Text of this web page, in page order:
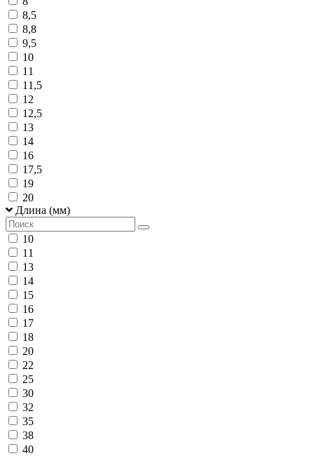
8,5
8,8
9,5
10
11
11,5
12
12,5
13
14
16
17,5
19
20
Длина (мм)
10
11
13
14
15
16
17
18
20
22
25
30
32
35
38
40